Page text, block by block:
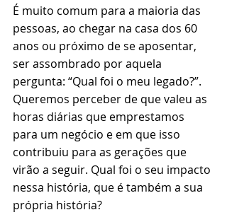
É muito comum para a maioria das
pessoas, ao chegar na casa dos 60
anos ou próximo de se aposentar,
ser assombrado por aquela
pergunta: “Qual foi o meu legado?”.
Queremos perceber de que valeu as
horas diárias que emprestamos
para um negócio e em que isso
contribuiu para as gerações que
virão a seguir. Qual foi o seu impacto
nessa história, que é também a sua
própria história?